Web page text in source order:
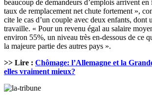
beaucoup de demandeurs d’emplois arrivent
taux de remplacement net chute fortement »,
cite le cas d’un couple avec deux enfants, dont
travaille. « Pour un revenu égal au salaire
environ 55%, un niveau très en-dessous de ce
la majeure partie des autres pays ».
>> Lire : Chômage: l’Allemagne et la
elles vraiment mieux?